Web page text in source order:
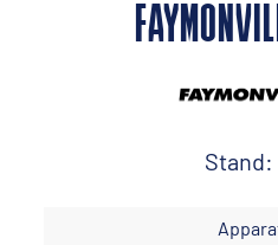
Stand: